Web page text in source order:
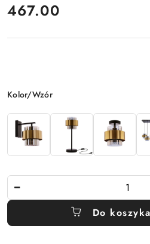
cena:
467.00
Wariant
Kolor/Wzór
Do koszyka